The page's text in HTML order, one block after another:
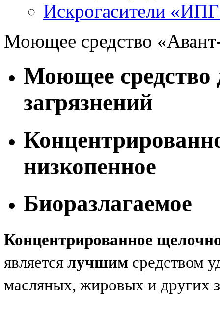
Искрогасители
Моющее средство
Моющее средство
загрязнений
низкопенное
Биоразлагаемое
Концентрированное
является лучшим средством
масляных, жировых и других